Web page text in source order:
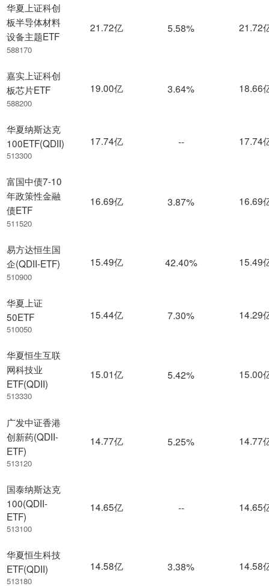
华夏上证科创
板半导体材料
设备主题ETF
588170
嘉实上证科创
板芯片ETF
588200
华夏纳斯达克
100ETF(QDII)
513300
富国中债7-10
年政策性金融
债ETF
511520
易方达恒生国
企(QDII-ETF)
510900
华夏上证
50ETF
510050
华夏恒生互联
网科技业
ETF(QDII)
513330
广发中证香港
创新药(QDII-
ETF)
513120
国泰纳斯达克
100(QDII-
ETF)
513100
华夏恒生科技
ETF(QDII)
513180
21.72亿 5.58% 21.72
19.00亿 3.64% 18.66
17.74亿 -- 17.74
16.69亿 3.87% 16.69
15.49亿 42.40% 15.49
15.44亿 7.30% 14.29
15.01亿 5.42% 15.00
14.77亿 5.25% 14.77
14.65亿 -- 14.65
14.58亿 3.38% 14.58